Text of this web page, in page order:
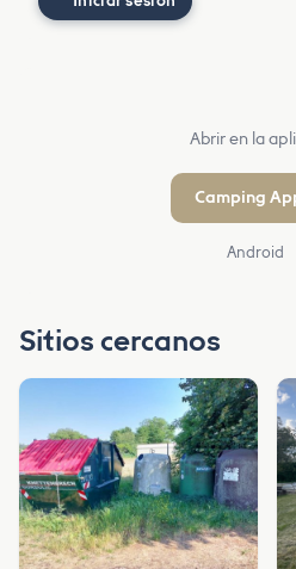
Abrir en la
Camping
Android
Sitios cercanos